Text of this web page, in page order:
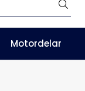
Motordelar